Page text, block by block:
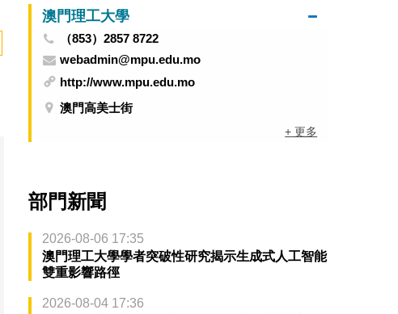
澳門理工大學
（853）2857 8722
webadmin@mpu.edu.mo
http://www.mpu.edu.mo
澳門高美士街
+ 更多
部門新聞
2026-08-06 17:35
澳門理工大學學者突破性研究揭示生成式人工智能
雙重影響路徑
2026-08-04 17:36